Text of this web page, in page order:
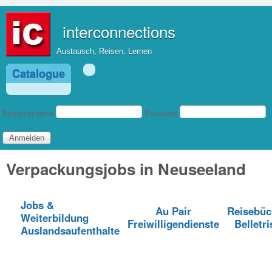
interconnections
Austausch, Reisen, Lernen
Catalogue
Benutzeranmeldung
Benutzername Passwort
Verpackungsjobs in Neuseeland
Jobs &
Weiterbildung
Auslandsaufenthalte
Au Pair
Freiwilligendienste